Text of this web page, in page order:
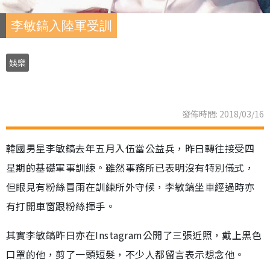
李敏鎬入陸軍受訓
娛樂
發佈時間: 2018/03/16
韓國男星李敏鎬去年五月入伍當公益兵，昨日轉往接受四
星期的基礎軍事訓練。雖然事務所已表明沒有特別儀式，
但眼見有粉絲冒雨在訓練所外守候，李敏鎬坐車經過時亦
有打開車窗跟粉絲揮手。
其實李敏鎬昨日亦在Instagram公開了三張近照，戴上黑色
口罩的他，剪了一頭短髮，不少人都留言表示想念他。